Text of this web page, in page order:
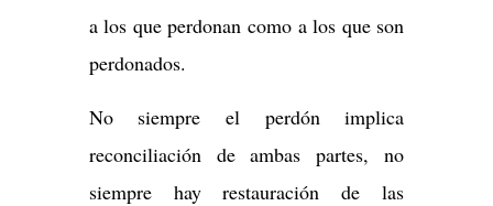
a los que perdonan como a los que son
perdonados.
No siempre el perdón implica
reconciliación de ambas partes, no
siempre hay restauración de las